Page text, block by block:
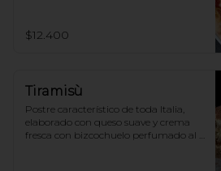
$12.400
Tiramisù
Postre característico de toda Italia,
elaborado con queso suave y crema
fresca con bizcochuelo perfumado al